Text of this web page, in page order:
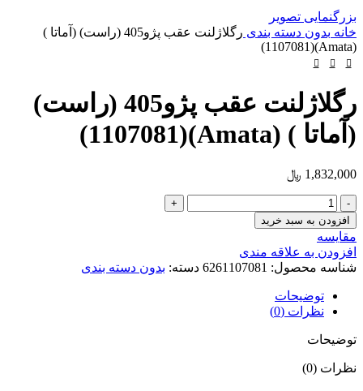
بزرگنمایی تصویر
خانه بدون دسته بندی
رگلاژلنت عقب پژو405 (راست) (آماتا )
(Amata)(1107081)
رگلاژلنت عقب پژو405 (راست)
(آماتا ) (Amata)(1107081)
1,832,000 ﷼
رگلاژلنت
عقب
پژو405
(راست)
(آماتا
(Amata)
افزودن به سبد خرید
مقایسه
افزودن به علاقه مندی
شناسه محصول: 6261107081 دسته: بدون دسته بندی
توضیحات
نظرات (0)
توضیحات
نظرات (0)